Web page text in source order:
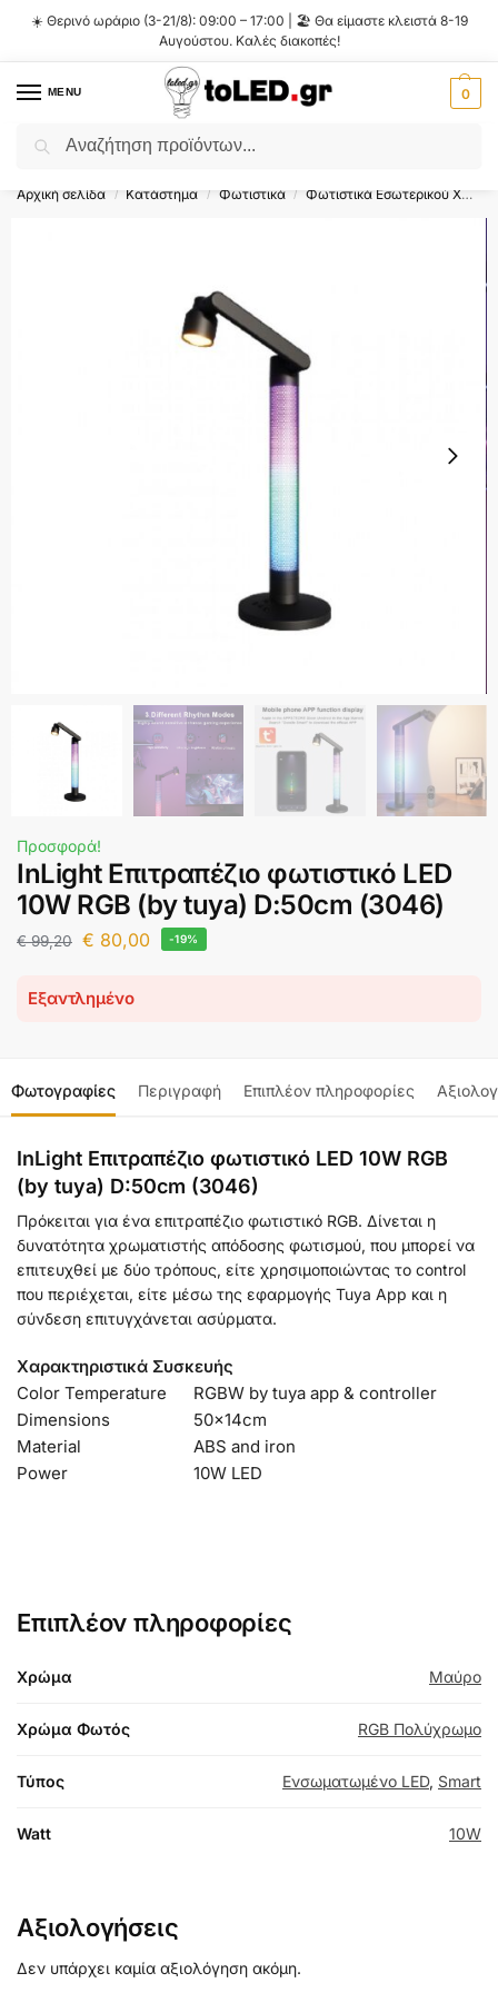
☀️ Θερινό ωράριο (3-21/8): 09:00 – 17:00 | 🏖️ Θα είμαστε κλειστά 8-19
Αυγούστου. Καλές διακοπές!
MENU 0
Flash Sale ⚡ 10% Έκπτωση με τον κωδικό
Αρχική σελίδα / Κατάστημα / Φωτιστικά / Φωτιστικά Εσωτερικού Χώρου
Προσφορά!
InLight Επιτραπέζιο φωτιστικό LED
10W RGB (by tuya) D:50cm (3046)
€99,20 € 80,00 -19%
Εξαντλημένο
Φωτογραφίες Περιγραφή Επιπλέον πληροφορίες
InLight Επιτραπέζιο φωτιστικό LED 10W RGB
(by tuya) D:50cm (3046)
Πρόκειται για ένα επιτραπέζιο φωτιστικό RGB. Δίνεται η
δυνατότητα χρωματιστής απόδοσης φωτισμού, που μπορεί να
επιτευχθεί με δύο τρόπους, είτε χρησιμοποιώντας το control
που περιέχεται, είτε μέσω της εφαρμογής Tuya App και η
σύνδεση επιτυγχάνεται ασύρματα.
Χαρακτηριστικά Συσκευής
Color Temperature
RGBW by tuya app & controller
Dimensions
50x14cm
Material
ABS and iron
Power
10W LED
Επιπλέον πληροφορίες
Χρώμα Μαύρο
Χρώμα Φωτός RGB Πολύχρωμο
Τύπος Ενσωματωμένο LED, Smart
Watt 10W
Αξιολογήσεις
Δεν υπάρχει καμία αξιολόγηση ακόμη.